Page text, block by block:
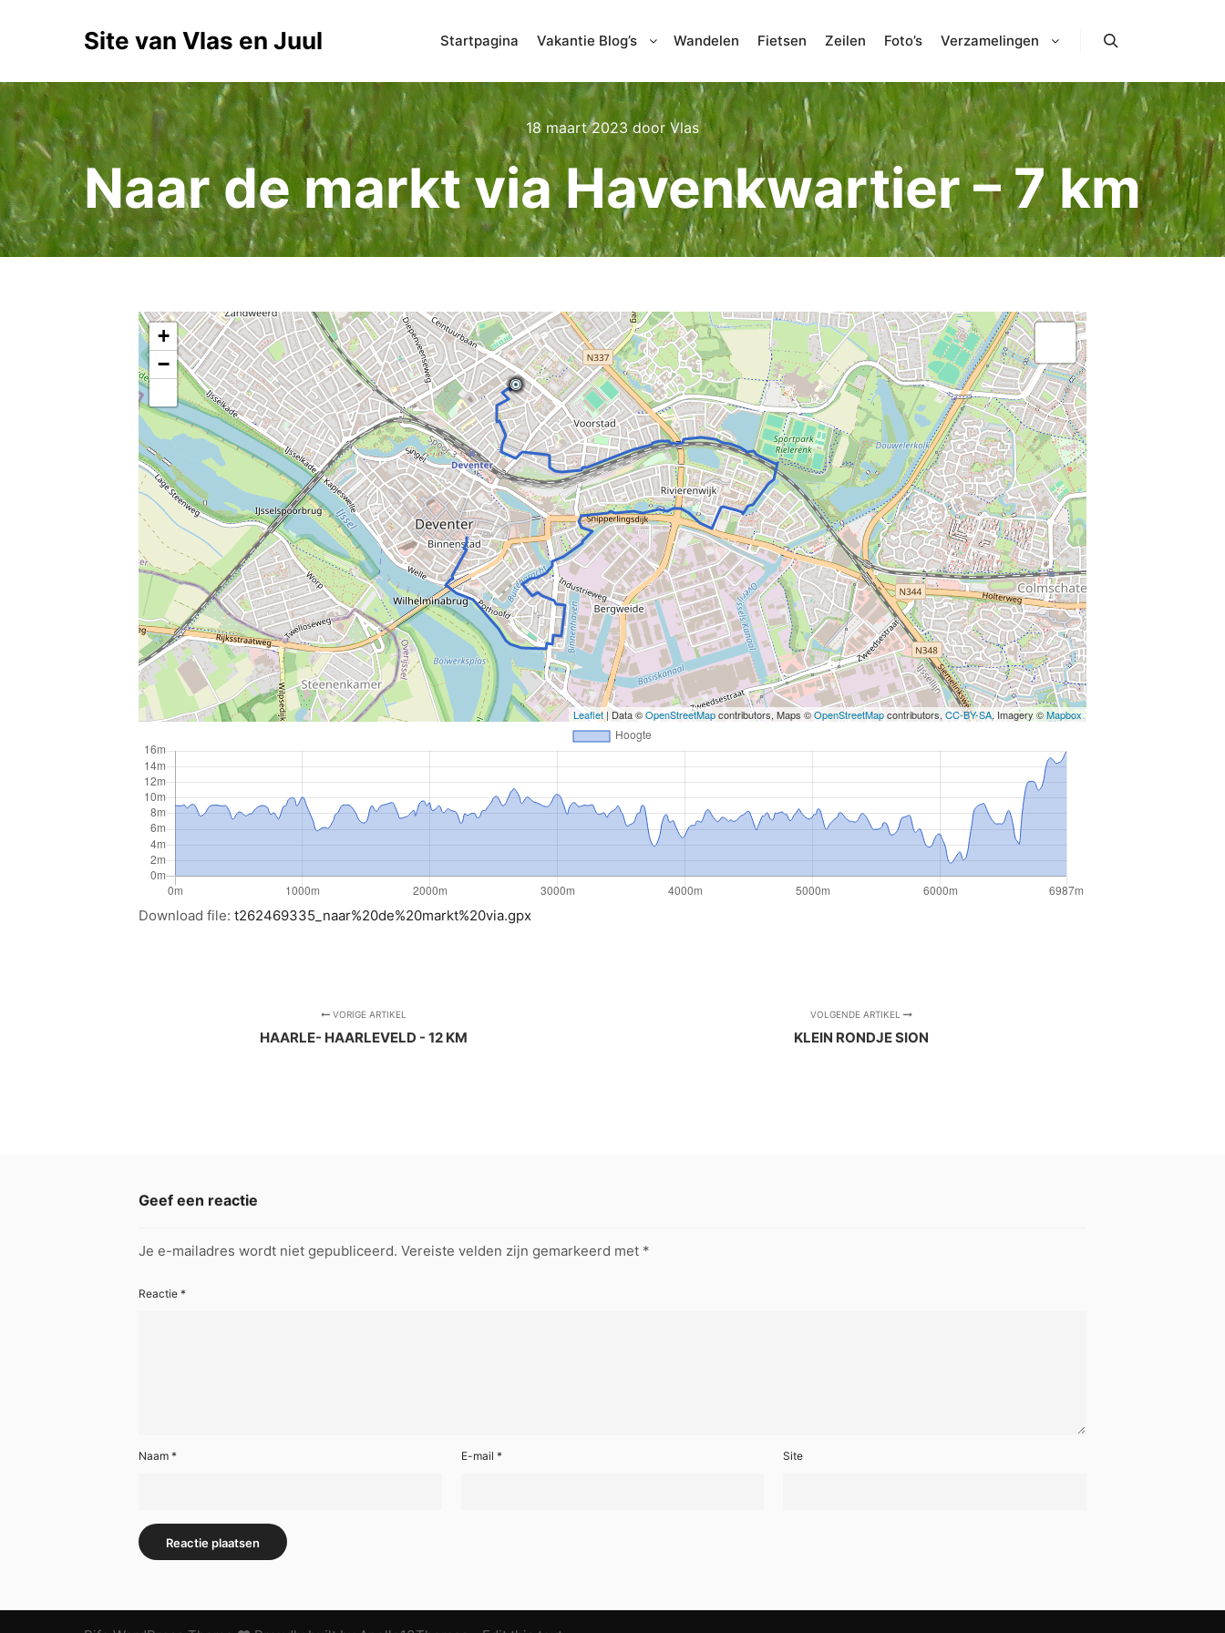
Site van Vlas en Juul Startpagina Vakantie Blog’s Wandelen Fietsen Zeilen Foto’s Verzamelingen
18 maart 2023door Vlas
Naar de markt via Havenkwartier – 7 km
+
−
Leaflet| Data ©OpenStreetMapcontributors, Maps ©OpenStreetMapcontributors, CC-BY-SA , Imagery ©Mapbox
Download file: t262469335_naar%20de%20markt%20via.gpx
VORIGE ARTIKEL
HAARLE- HAARLEVELD - 12 KM
VOLGENDE ARTIKEL
KLEIN RONDJE SION
Geef een reactie
Je e-mailadres wordt niet gepubliceerd. Vereiste velden zijn gemarkeerd met *
Reactie *
Naam * E-mail * Site